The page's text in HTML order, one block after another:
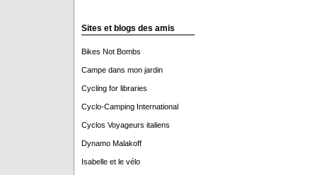
Sites et blogs des amis
Bikes Not Bombs
Campe dans mon jardin
Cycling for libraries
Cyclo-Camping International
Cyclos Voyageurs italiens
Dynamo Malakoff
Isabelle et le vélo